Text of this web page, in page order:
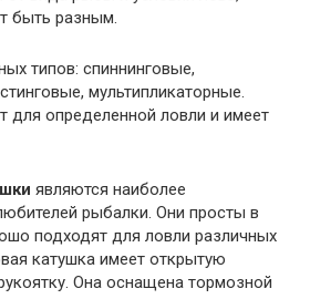
быть разным.
типов: спиннинговые,
мультипликаторные.
для определенной ловли и имеет
являются наиболее
рыбалки. Они просты в
подходят для ловли различных
катушка имеет открытую
Она оснащена тормозной